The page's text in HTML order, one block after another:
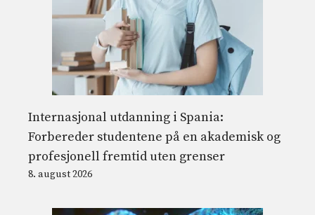
Internasjonal utdanning i Spania:
Forbereder studentene på en akademisk og
profesjonell fremtid uten grenser
8. august 2026